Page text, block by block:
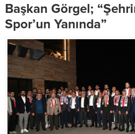
Başkan Görgel;
Spor’un Yanında”